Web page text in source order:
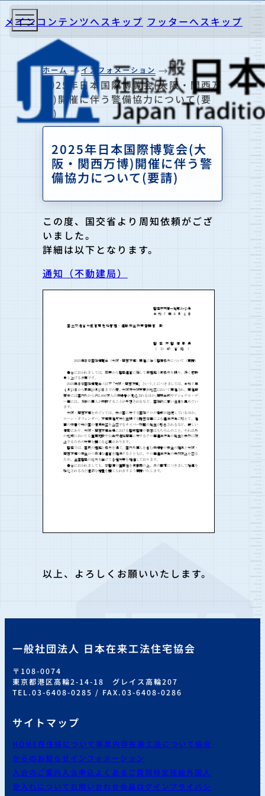
メインコンテンツへスキップ フッターへスキップ
ホーム インフォメーション
2025年日本国際博覧会(大阪・関西万
博)開催に伴う警備協力について(要
請)
2025年日本国際博覧会(大
阪・関西万博)開催に伴う警
備協力について(要請)
この度、国交省より周知依頼がござ
いました。
詳細は以下となります。
通知（不動建局）
以上、よろしくお願いいたします。
一般社団法人 日本在来工法住宅協会
〒108-0074
東京都港区高輪2-14-18 グレイス高輪207
TEL.03-6408-0285 / FAX.03-6408-0286
サイトマップ
HOME在住協について事業内容在来工法について協会
からのお知らせインフォメーション
入会のご案内 入会申込よくあるご質問特定技能外国人
受入れについて お問い合わせ会員ログイン プライバシ